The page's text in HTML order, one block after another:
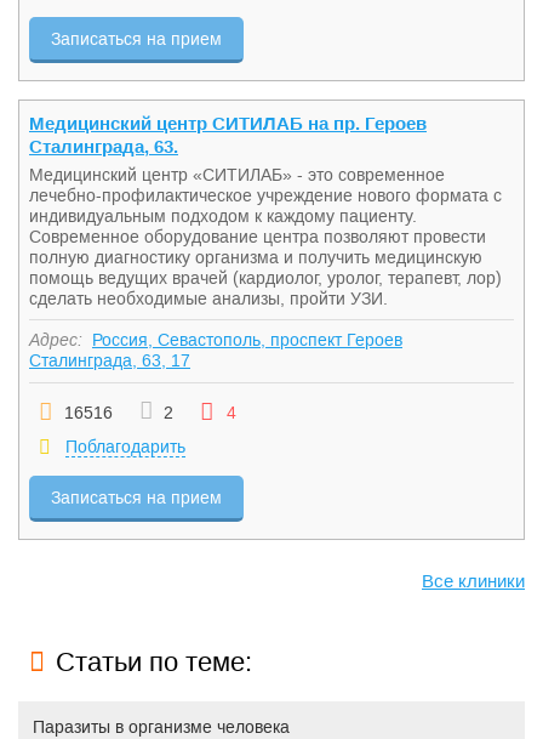
Записаться на прием
Медицинский центр СИТИЛАБ на пр. Героев
Сталинграда, 63.
Медицинский центр «СИТИЛАБ» - это современное
лечебно-профилактическое учреждение нового формата с
индивидуальным подходом к каждому пациенту.
Современное оборудование центра позволяют провести
полную диагностику организма и получить медицинскую
помощь ведущих врачей (кардиолог, уролог, терапевт, лор)
сделать необходимые анализы, пройти УЗИ.
Адрес:
Россия, Севастополь, проспект Героев
Сталинграда, 63, 17
16516 2
4
Поблагодарить
Записаться на прием
Все клиники
Статьи по теме:
Паразиты в организме человека